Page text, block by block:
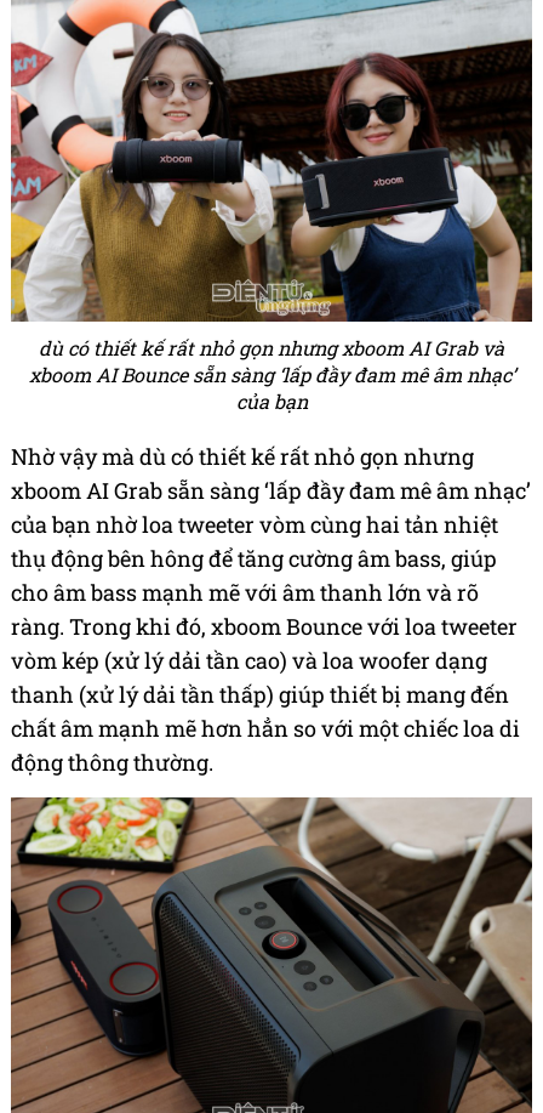
dù có thiết kế rất nhỏ gọn nhưng xboom AI Grab và
xboom AI Bounce sẵn sàng ‘lấp đầy đam mê âm nhạc’
của bạn
Nhờ vậy mà dù có thiết kế rất nhỏ gọn nhưng
xboom AI Grab sẵn sàng ‘lấp đầy đam mê âm nhạc’
của bạn nhờ loa tweeter vòm cùng hai tản nhiệt
thụ động bên hông để tăng cường âm bass, giúp
cho âm bass mạnh mẽ với âm thanh lớn và rõ
ràng. Trong khi đó, xboom Bounce với loa tweeter
vòm kép (xử lý dải tần cao) và loa woofer dạng
thanh (xử lý dải tần thấp) giúp thiết bị mang đến
chất âm mạnh mẽ hơn hẳn so với một chiếc loa di
động thông thường.